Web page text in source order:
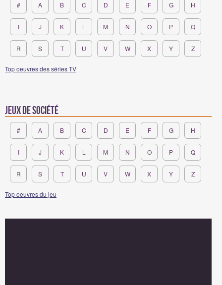
# A B C D E F G H
I J K L M N O P Q
R S T U V W X Y Z
Top oeuvres des séries TV
Jeux de société
# A B C D E F G H
I J K L M N O P Q
R S T U V W X Y Z
Top oeuvres du jeu